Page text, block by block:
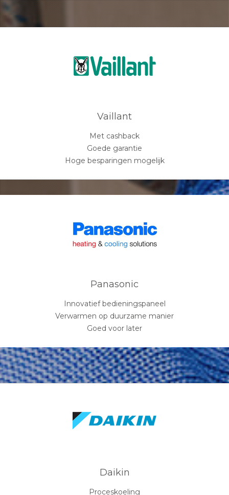
Vaillant
Met cashback
Goede garantie
Hoge besparingen mogelijk
Panasonic
Innovatief bedieningspaneel
Verwarmen op duurzame manier
Goed voor later
Daikin
Proceskoeling